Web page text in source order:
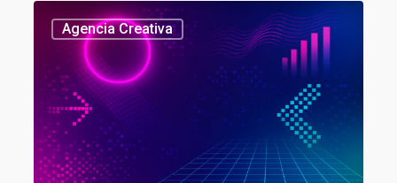
Tendencias
creatividad
digital
Agencia Creativa 437